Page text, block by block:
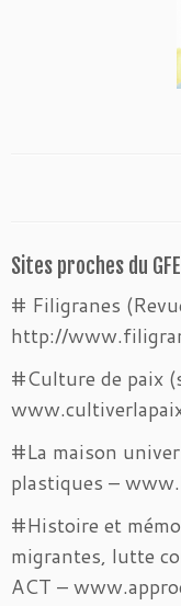
Sites proches du
# Filigranes
http://
#Culture de paix
#La maison
plastiques –
#Histoire et
migrantes, lutte
ACT –